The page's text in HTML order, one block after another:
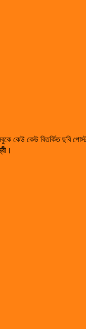
কেউ কেউ বিতর্কিত